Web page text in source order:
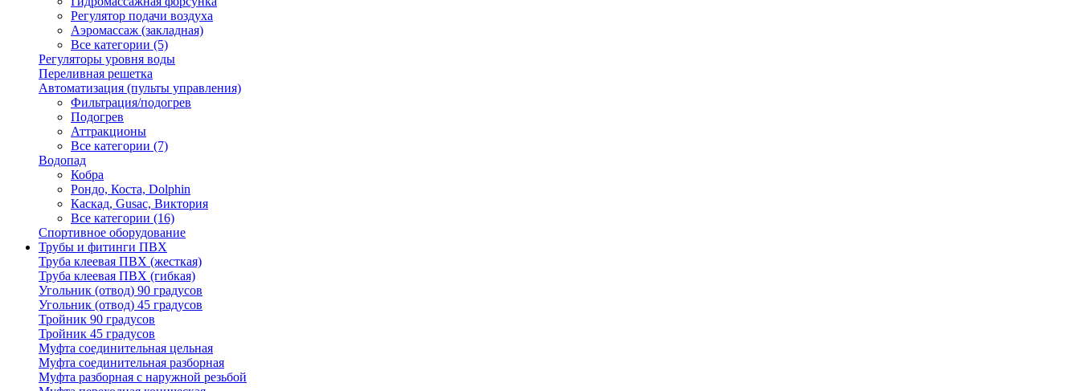
Регулятор подачи воздуха
Аэромассаж (закладная)
Все категории (5)
Регуляторы уровня воды
Переливная решетка
Автоматизация (пульты управления)
Фильтрация/подогрев
Подогрев
Аттракционы
Все категории (7)
Водопад
Кобра
Рондо, Коста, Dolphin
Каскад, Gusac, Виктория
Все категории (16)
Спортивное оборудование
Трубы и фитинги ПВХ
Труба клеевая ПВХ (жесткая)
Труба клеевая ПВХ (гибкая)
Угольник (отвод) 90 градусов
Угольник (отвод) 45 градусов
Тройник 90 градусов
Тройник 45 градусов
Муфта соединительная цельная
Муфта соединительная разборная
Муфта разборная с наружной резьбой